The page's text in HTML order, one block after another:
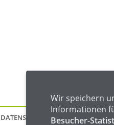
DATENSCHUTZ IMPRESSUM FAQ
Wir speichern
Informationen
Besucher-